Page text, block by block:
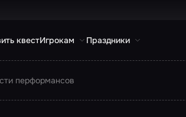
квестИгрокам Праздники
перформансов